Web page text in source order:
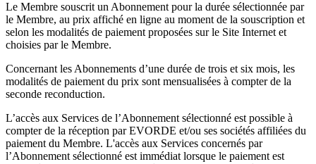
Le Membre souscrit un Abonnement pour la durée sélectionnée par
le Membre, au prix affiché en ligne au moment de la souscription et
selon les modalités de paiement proposées sur le Site Internet et
choisies par le Membre.
Concernant les Abonnements d’une durée de trois et six mois, les
modalités de paiement du prix sont mensualisées à compter de la
seconde reconduction.
L’accès aux Services de l’Abonnement sélectionné est possible à
compter de la réception par EVORDE et/ou ses sociétés affiliées du
paiement du Membre. L'accès aux Services concernés par
l’Abonnement sélectionné est immédiat lorsque le paiement est